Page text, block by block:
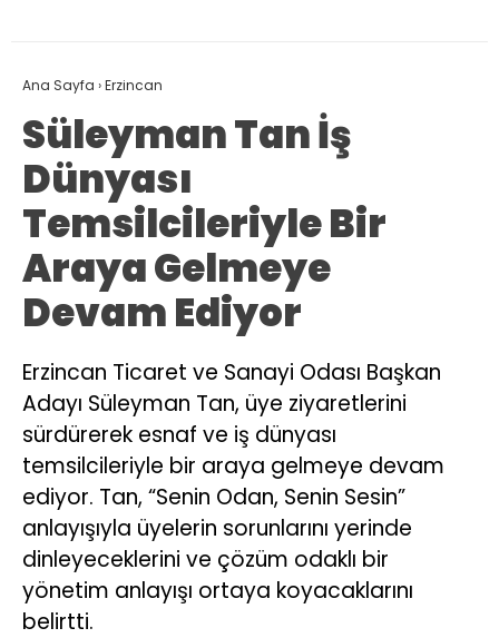
Ana Sayfa ›Erzincan
Süleyman Tan İş
Dünyası
Temsilcileriyle Bir
Araya Gelmeye
Devam Ediyor
Erzincan Ticaret ve Sanayi Odası Başkan
Adayı Süleyman Tan, üye ziyaretlerini
sürdürerek esnaf ve iş dünyası
temsilcileriyle bir araya gelmeye devam
ediyor. Tan, “Senin Odan, Senin Sesin”
anlayışıyla üyelerin sorunlarını yerinde
dinleyeceklerini ve çözüm odaklı bir
yönetim anlayışı ortaya koyacaklarını
belirtti.